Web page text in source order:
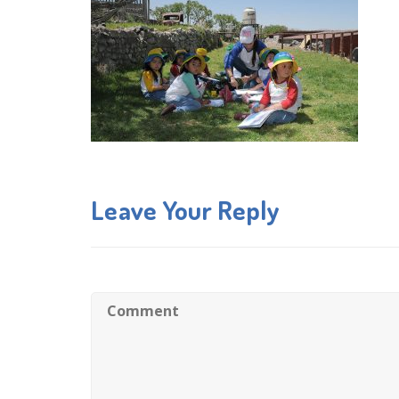
Leave Your Reply